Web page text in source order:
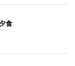
食